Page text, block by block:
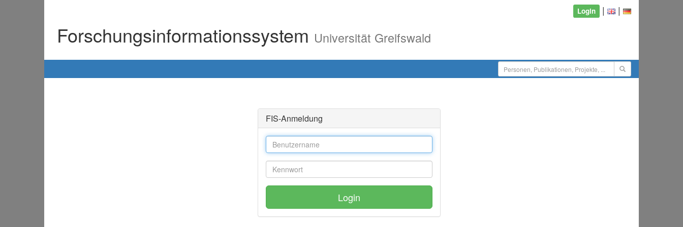
Login | |
Forschungsinformationssystem Universität Greifswald
FIS-Anmeldung